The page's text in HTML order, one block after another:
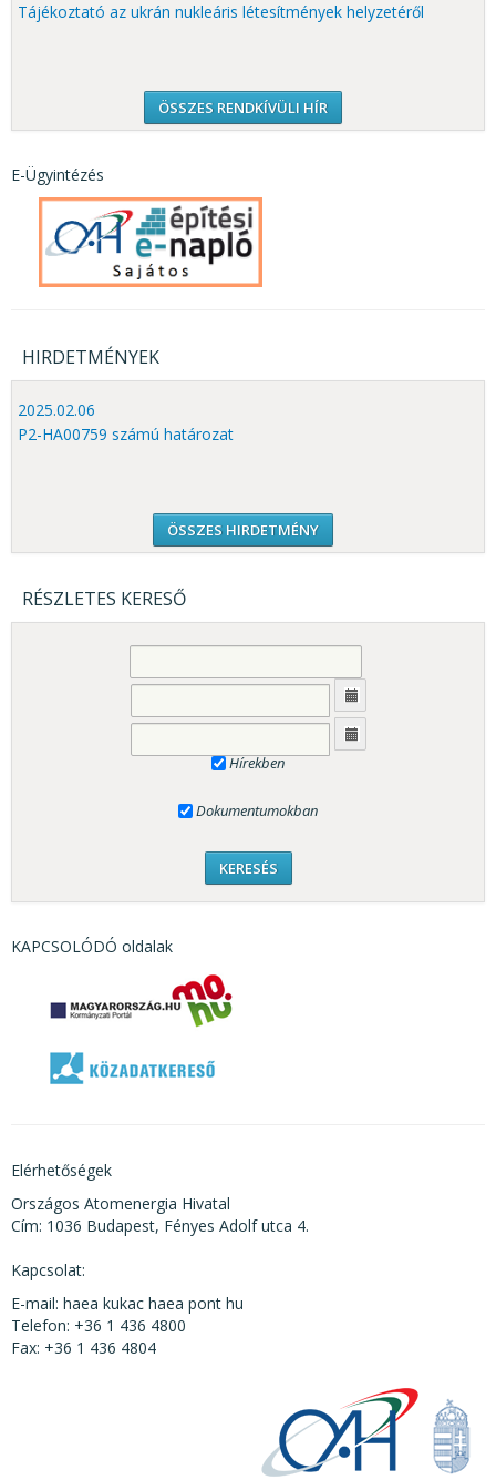
Tájékoztató az ukrán nukleáris létesítmények helyzetéről
ÖSSZES RENDKÍVÜLI HÍR
E-Ügyintézés
HIRDETMÉNYEK
2025.02.06
P2-HA00759 számú határozat
ÖSSZES HIRDETMÉNY
RÉSZLETES KERESŐ
Hírekben
Dokumentumokban
KAPCSOLÓDÓ oldalak
Elérhetőségek
Országos Atomenergia Hivatal
Cím: 1036 Budapest, Fényes Adolf utca 4.
Kapcsolat:
E-mail: haea kukac haea pont hu
Telefon: +36 1 436 4800
Fax: +36 1 436 4804